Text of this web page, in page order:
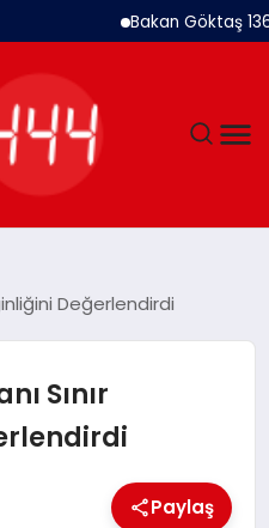
Bakan Göktaş 1367
Değerlendirdi
Sınır
Paylaş